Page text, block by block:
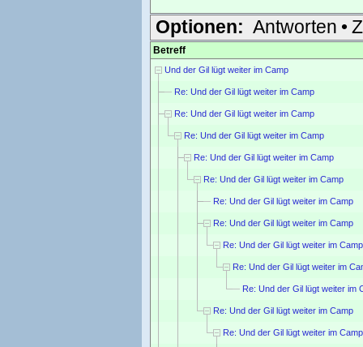
Optionen: Antworten •
Betreff
Und der Gil lügt weiter im Camp
Re: Und der Gil lügt weiter im Camp
Re: Und der Gil lügt weiter im Camp
Re: Und der Gil lügt weiter im Camp
Re: Und der Gil lügt weiter im Camp
Re: Und der Gil lügt weiter im Camp
Re: Und der Gil lügt weiter im Camp
Re: Und der Gil lügt weiter im Camp
Re: Und der Gil lügt weiter im Camp
Re: Und der Gil lügt weiter im
Re: Und der Gil lügt weiter im
Re: Und der Gil lügt weiter im Camp
Re: Und der Gil lügt weiter im Camp